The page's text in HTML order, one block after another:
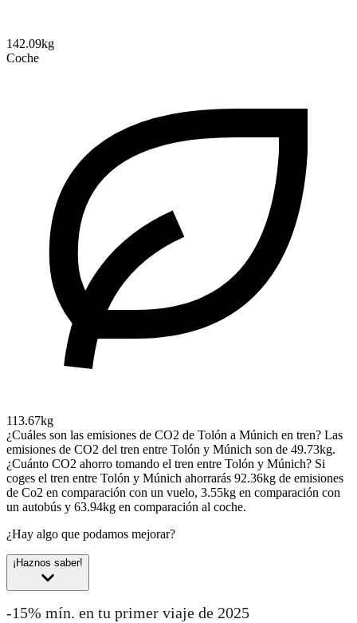
142.09kg
Coche
113.67kg
¿Cuáles son las emisiones de CO2 de Tolón a Múnich en tren? Las
emisiones de CO2 del tren entre Tolón y Múnich son de 49.73kg.
¿Cuánto CO2 ahorro tomando el tren entre Tolón y Múnich? Si
coges el tren entre Tolón y Múnich ahorrarás 92.36kg de emisiones
de Co2 en comparación con un vuelo, 3.55kg en comparación con
un autobús y 63.94kg en comparación al coche.
¿Hay algo que podamos mejorar?
¡Haznos saber!
-15% mín. en tu primer viaje de 2025